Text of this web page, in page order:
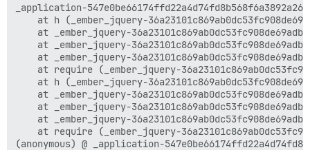
_application-
at h (_ember_jquery-
at _ember_jquery-
at _ember_jquery-
at _ember_jquery-
at require (_ember_jquery-
at h (_ember_jquery-
at _ember_jquery-
at _ember_jquery-
at _ember_jquery-
at require (_ember_jquery-
(anonymous) @ _application-